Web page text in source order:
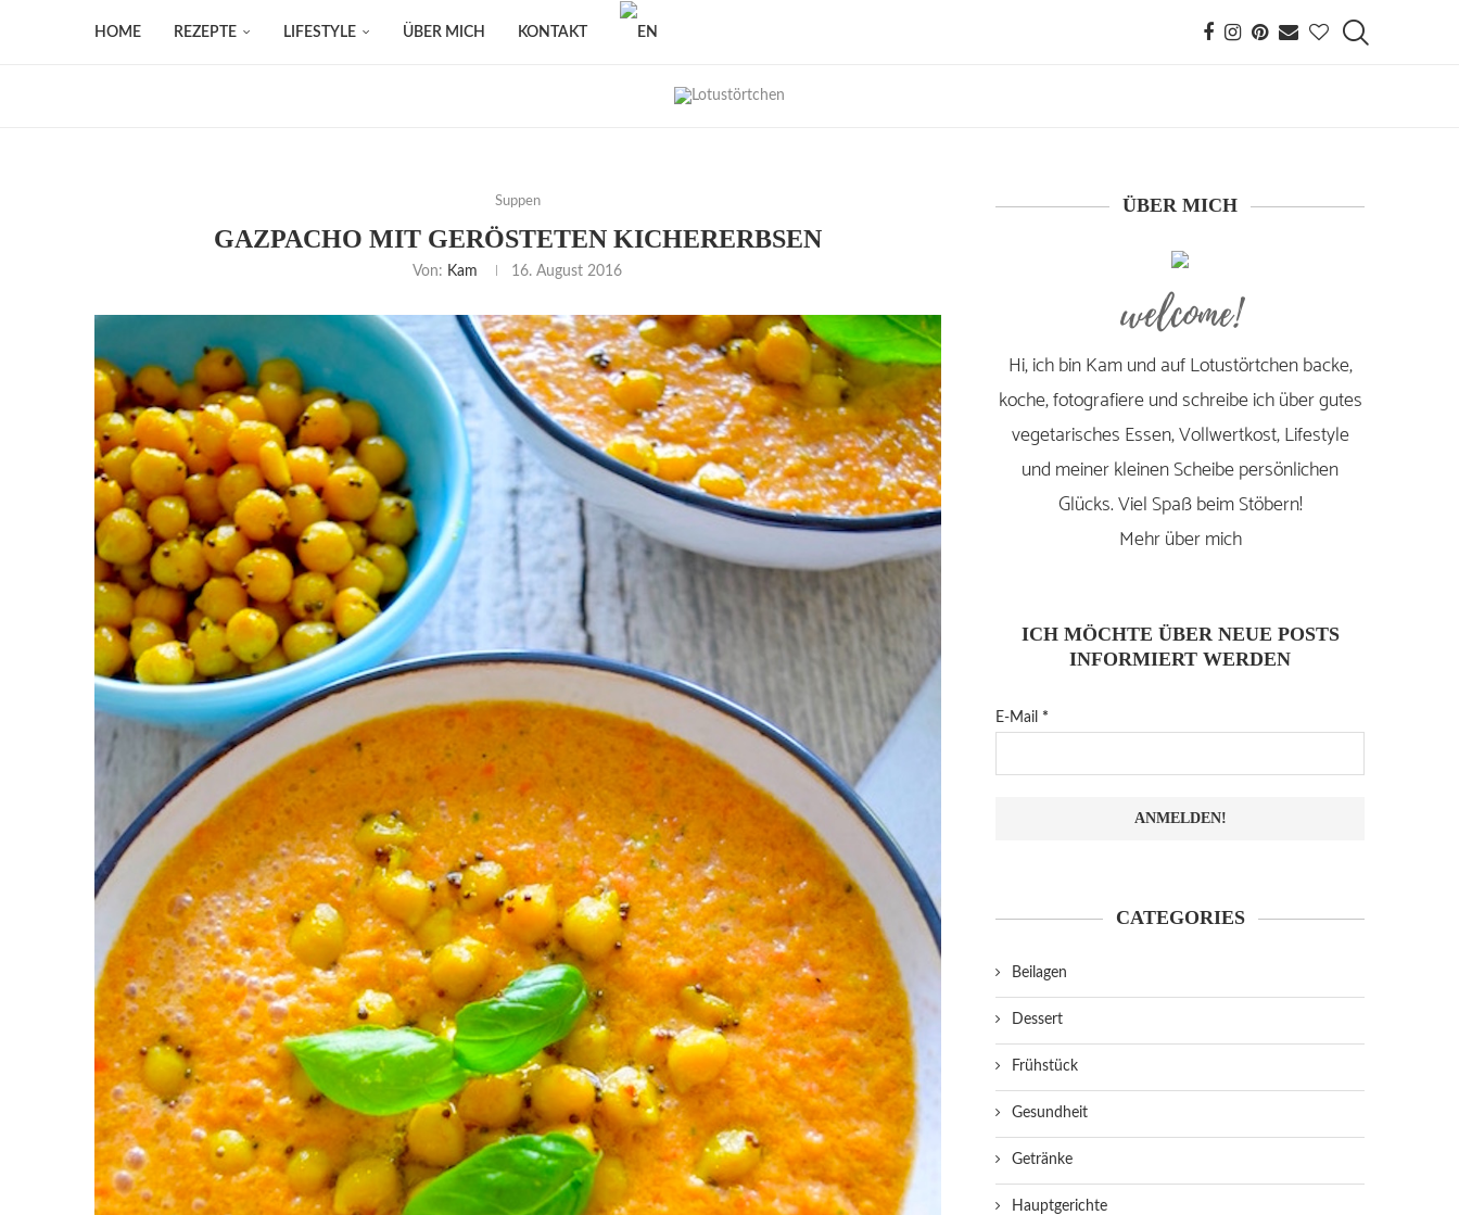
HOME REZEPTE LIFESTYLE ÜBER MICH KONTAKT
Suppen
GAZPACHO MIT GERÖSTETEN KICHERERBSEN
Von: Kam 16. August 2016
ÜBER MICH
welcome!
Hi, ich bin Kam und auf Lotustörtchen backe,
koche, fotografiere und schreibe ich über gutes
vegetarisches Essen, Vollwertkost, Lifestyle
und meiner kleinen Scheibe persönlichen
Glücks. Viel Spaß beim Stöbern!
Mehr über mich
ICH MÖCHTE ÜBER NEUE POSTS
INFORMIERT WERDEN
E-Mail *
CATEGORIES
Beilagen
Dessert
Frühstück
Gesundheit
Getränke
Hauptgerichte